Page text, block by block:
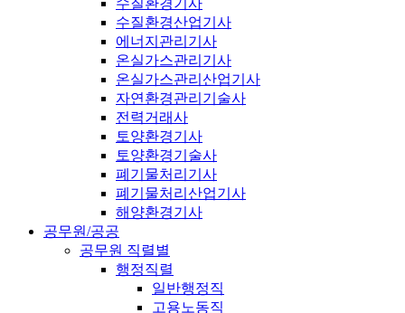
수질환경기사
수질환경산업기사
에너지관리기사
온실가스관리기사
온실가스관리산업기사
자연환경관리기술사
전력거래사
토양환경기사
토양환경기술사
폐기물처리기사
폐기물처리산업기사
해양환경기사
공무원/공공
공무원 직렬별
행정직렬
일반행정직
고용노동직